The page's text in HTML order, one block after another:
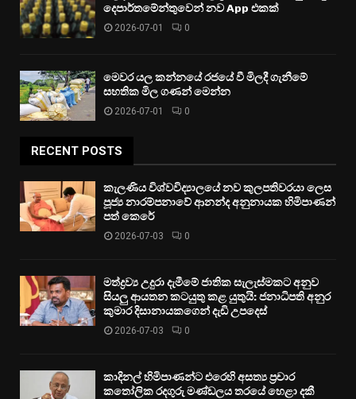
දෙපාර්තමේන්තුවෙන් නව App එකක්
2026-07-01 0
මෙවර යල කන්නයේ රජයේ වී මිලදී ගැනීමේ
සහතික මිල ගණන් මෙන්න
2026-07-01 0
RECENT POSTS
කැලණිය විශ්වවිද්‍යාලයේ නව කුලපතිවරයා ලෙස
පූජ්‍ය නාරම්පනාවේ ආනන්ද අනුනායක හිමිපාණන්
පත් කෙරේ
2026-07-03 0
මත්ද්‍රව්‍ය උදුරා දැමීමේ ජාතික සැලැස්මකට අනුව
සියලු ආයතන කටයුතු කළ යුතුයි: ජනාධිපති අනුර
කුමාර දිසානායකගෙන් දැඩි උපදෙස්
2026-07-03 0
කාදිනල් හිමිපාණන්ට එරෙහි අසත්‍ය ප්‍රචාර
කතෝලික රදගුරු මණ්ඩලය තරයේ හෙළා දකී